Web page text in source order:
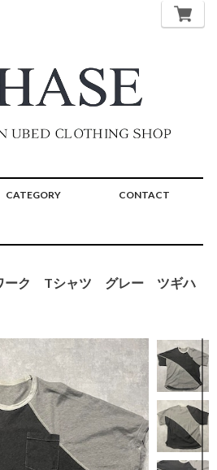
CATEGORY CONTACT
ワーク Tシャツ グレー ツギハ